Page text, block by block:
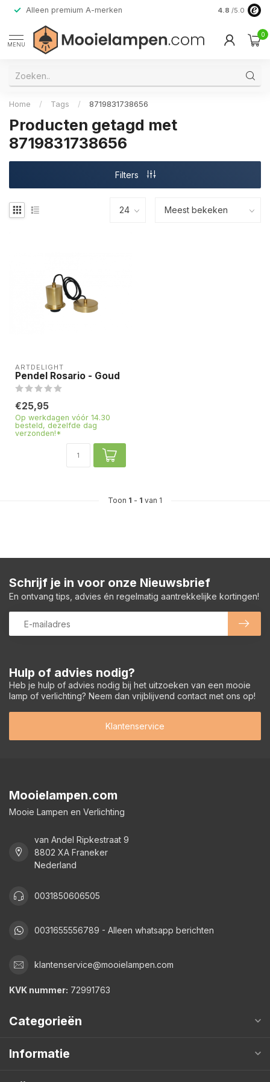
Alleen premium A-merken 4.8 /5.0
MENU
0
Home / Tags / 8719831738656
Producten getagd met
8719831738656
Filters
ARTDELIGHT
Pendel Rosario - Goud
€25,95
Op werkdagen vóór 14.30
besteld, dezelfde dag
verzonden!*
Toon 1 - 1 van 1
Hulp of advies nodig?
Heb je hulp of advies nodig bij het uitzoeken van een mooie
lamp of verlichting? Neem dan vrijblijvend contact met ons op!
Klantenservice
Schrijf je in voor onze Nieuwsbrief
En ontvang tips, advies én regelmatig aantrekkelijke kortingen!
Mooielampen.com
Mooie Lampen en Verlichting
van Andel Ripkestraat 9
8802 XA Franeker
Nederland
0031850606505
0031655556789 - Alleen whatsapp berichten
klantenservice@mooielampen.com
KVK nummer: 72991763
Categorieën
Informatie